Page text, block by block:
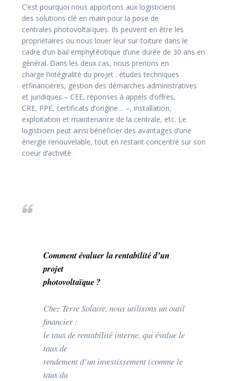
C’est pourquoi nous apportons aux logisticiens
des solutions clé en main pour la pose de
centrales photovoltaïques. Ils peuvent en être les
propriétaires ou nous louer leur sur-toiture dans le
cadre d’un bail emphytéotique d’une durée de 30 ans en
général. Dans les deux cas, nous prenons en
charge l’intégralité du projet : études techniques
etfinancières, gestion des démarches administratives
et juridiques – CEE, réponses à appels d’offres,
CRE, PPE, certificats d’origine… –, installation,
exploitation et maintenance de la centrale, etc. Le
logisticien peut ainsi bénéficier des avantages d’une
énergie renouvelable, tout en restant concentré sur son
coeur d’activité.
Comment évaluer la rentabilité d’un
projet
photovoltaïque ?
Chez Terre Solaire, nous utilisons un outil
financier :
le taux de rentabilité interne, qui évalue le
taux de
rendement d’un investissement (comme le
taux du